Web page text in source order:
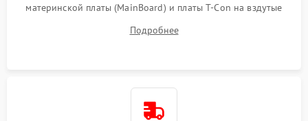
материнской платы (MainBoard) и платы T-Con на вздутые
Проверка надежности фиксации и целостности шлейфов.
Подробнее